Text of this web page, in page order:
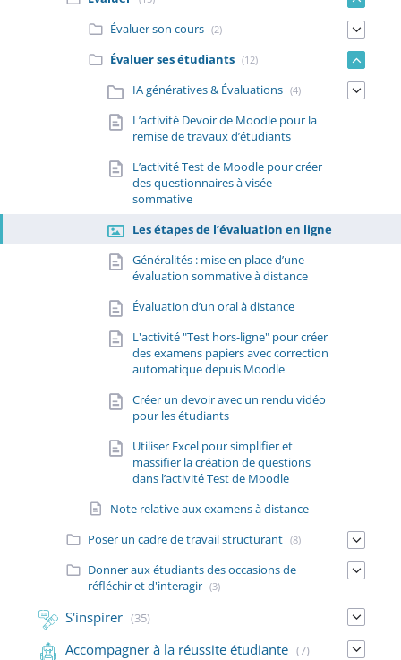
Évaluer son cours (2)
Évaluer ses étudiants (12)
IA génératives & Évaluations (4)
L’activité Devoir de Moodle pour la
remise de travaux d’étudiants
L’activité Test de Moodle pour créer
des questionnaires à visée
sommative
Les étapes de l’évaluation en ligne
Généralités : mise en place d’une
évaluation sommative à distance
Évaluation d’un oral à distance
L'activité "Test hors-ligne" pour créer
des examens papiers avec correction
automatique depuis Moodle
Créer un devoir avec un rendu vidéo
pour les étudiants
Utiliser Excel pour simplifier et
massifier la création de questions
dans l’activité Test de Moodle
Note relative aux examens à distance
Poser un cadre de travail structurant (8)
Donner aux étudiants des occasions de
réfléchir et d'interagir (3)
S'inspirer (35)
Accompagner à la réussite étudiante (7)